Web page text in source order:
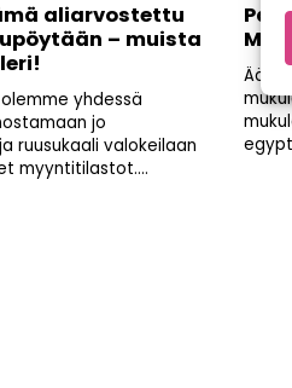
aliarvostettu
– muista
yhdessä
jo
ruusukaali valokeilaan
myyntitilastot....